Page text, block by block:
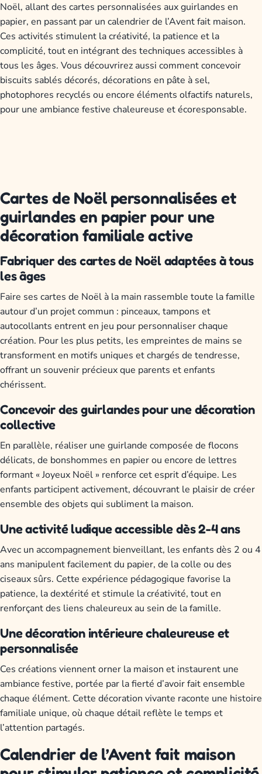
Noël, allant des cartes personnalisées aux guirlandes en
papier, en passant par un calendrier de l’Avent fait maison.
Ces activités stimulent la créativité, la patience et la
complicité, tout en intégrant des techniques accessibles à
tous les âges. Vous découvrirez aussi comment concevoir
biscuits sablés décorés, décorations en pâte à sel,
photophores recyclés ou encore éléments olfactifs naturels,
pour une ambiance festive chaleureuse et écoresponsable.
Cartes de Noël personnalisées et
guirlandes en papier pour une
décoration familiale active
Fabriquer des cartes de Noël adaptées à tous
les âges
Faire ses cartes de Noël à la main rassemble toute la famille
autour d’un projet commun : pinceaux, tampons et
autocollants entrent en jeu pour personnaliser chaque
création. Pour les plus petits, les empreintes de mains se
transforment en motifs uniques et chargés de tendresse,
offrant un souvenir précieux que parents et enfants
chérissent.
Concevoir des guirlandes pour une décoration
collective
En parallèle, réaliser une guirlande composée de flocons
délicats, de bonshommes en papier ou encore de lettres
formant « Joyeux Noël » renforce cet esprit d’équipe. Les
enfants participent activement, découvrant le plaisir de créer
ensemble des objets qui subliment la maison.
Une activité ludique accessible dès 2-4 ans
Avec un accompagnement bienveillant, les enfants dès 2 ou 4
ans manipulent facilement du papier, de la colle ou des
ciseaux sûrs. Cette expérience pédagogique favorise la
patience, la dextérité et stimule la créativité, tout en
renforçant des liens chaleureux au sein de la famille.
Une décoration intérieure chaleureuse et
personnalisée
Ces créations viennent orner la maison et instaurent une
ambiance festive, portée par la fierté d’avoir fait ensemble
chaque élément. Cette décoration vivante raconte une histoire
familiale unique, où chaque détail reflète le temps et
l’attention partagés.
Calendrier de l’Avent fait maison